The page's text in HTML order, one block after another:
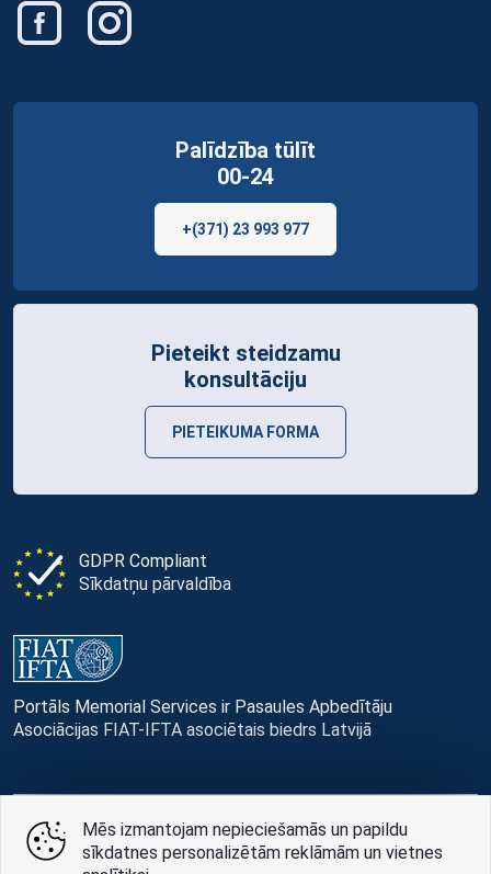
GDPR Compliant
Sīkdatņu pārvaldība
Portāls Memorial Services ir Pasaules Apbedītāju
Asociācijas FIAT-IFTA asociētais biedrs Latvijā
Palīdzība tūlīt
00-24
+(371) 23 993 977
Pieteikt steidzamu
konsultāciju
PIETEIKUMA FORMA
© Memorial Services, 2016 — 2026 pr3-g
Mēs izmantojam nepieciešamās un papildu
sīkdatnes personalizētām reklāmām un vietnes